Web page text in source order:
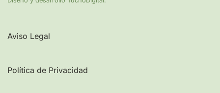
Aviso Legal
Política de Privacidad